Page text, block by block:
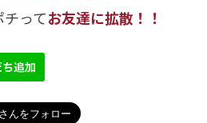
ってお友達に拡散！！